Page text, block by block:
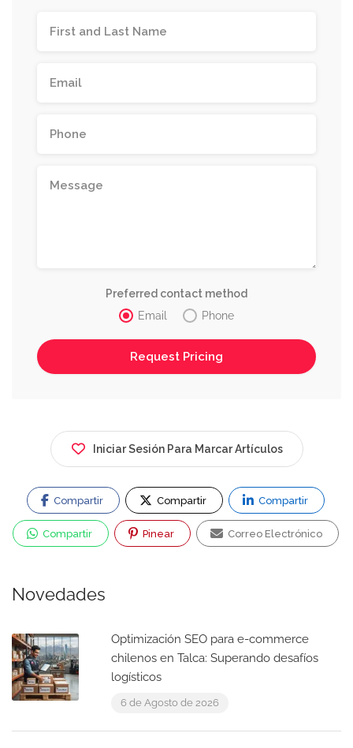
Preferred contact method
Email
Phone
Iniciar Sesión Para Marcar Artículos
Compartir Compartir Compartir
Compartir Pinear Correo Electrónico
Novedades
Optimización SEO para e-commerce
chilenos en Talca: Superando desafíos
logísticos
6 de Agosto de 2026